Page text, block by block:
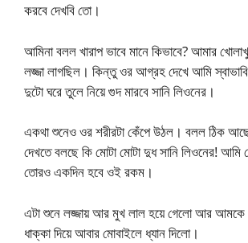
করবে দেখবি তো।
আমিনা বলল খারাপ ভাবে মানে কিভাবে? আমার
লজ্জা লাগছিল। কিন্তু ওর আগ্রহ দেখে আমি
দুটো ঘরে তুলে নিয়ে গুদ মারবে সানি লিওনের।
একথা শুনেও ওর শরীরটা কেঁপে উঠল। বলল ঠিক
দেখতে বলছে কি মোটা মোটা দুধ সানি লিওনের!
তোরও একদিন হবে ওই রকম।
এটা শুনে লজ্জায় আর মুখ লাল হয়ে গেলো আর আমকে
ধাক্কা দিয়ে আবার মোবাইলে ধ্যান দিলো।